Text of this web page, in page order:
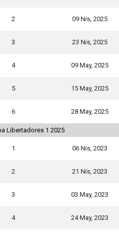
2 09 Nis, 2025
3 23 Nis, 2025
4 09 May, 2025
5 15 May, 2025
6 28 May, 2025
Libertadores 1 2025
1 06 Nis, 2023
2 21 Nis, 2023
3 03 May, 2023
4 24 May, 2023